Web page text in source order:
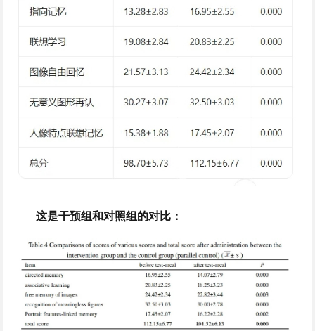
这是干预组和对照组的对比：